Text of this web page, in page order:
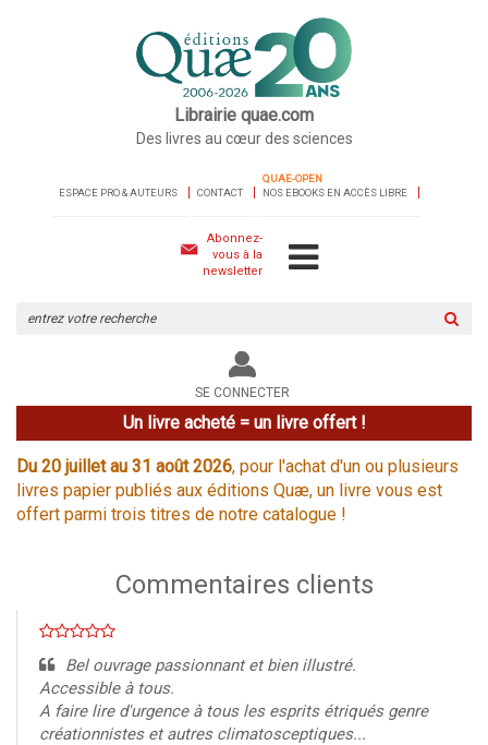
Librairie quae.com
Des livres au cœur des sciences
ESPACE PRO & AUTEURS CONTACT
QUAE-OPEN
NOS EBOOKS EN ACCÈS LIBRE
Abonnez-
vous à la
newsletter
le
site
SE CONNECTER
Un livre acheté = un livre offert !
Du 20 juillet au 31 août 2026, pour l'achat d'un ou plusieurs
livres papier publiés aux éditions Quæ, un livre vous est
offert parmi trois titres de notre catalogue !
Commentaires clients
Bel ouvrage passionnant et bien illustré.
Accessible à tous.
A faire lire d'urgence à tous les esprits étriqués genre
créationnistes et autres climatosceptiques...